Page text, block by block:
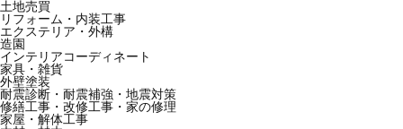
土地売買
リフォーム・内装工事
エクステリア・外構
造園
インテリアコーディネート
家具・雑貨
外壁塗装
耐震診断・耐震補強・地震対策
修繕工事・改修工事・家の修理
家屋・解体工事